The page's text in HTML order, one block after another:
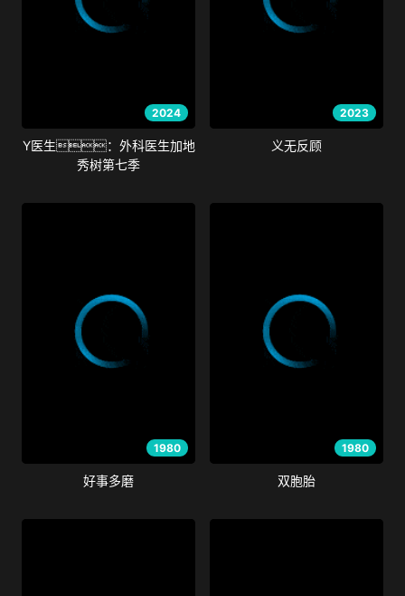
2024
Y医生：外科医生加地
秀树第七季
2023
义无反顾
1980
好事多磨
1980
双胞胎